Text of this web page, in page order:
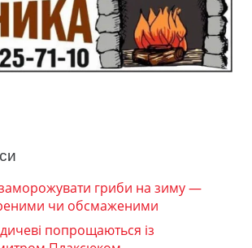
гриби на зиму —
чи обсмаженими
попрощаються із